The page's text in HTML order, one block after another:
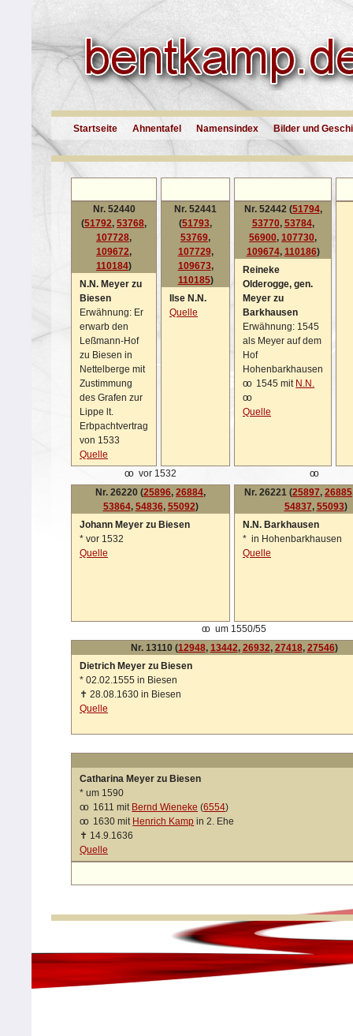
Startseite Ahnentafel Namensindex Bilder und
Nr. 52440
(51792, 53768,
107728,
109672,
110184)
N.N. Meyer zu
Biesen
Erwähnung: Er
erwarb den
Leßmann-Hof
zu Biesen in
Nettelberge mit
Zustimmung
des Grafen zur
Lippe lt.
Erbpachtvertrag
von 1533
Quelle
Nr. 52441
(51793,
53769,
107729,
109673,
110185)
Ilse N.N.
Quelle
Nr. 52442 (51794,
53770, 53784,
56900, 107730,
109674, 110186)
Reineke
Olderogge, gen.
Meyer zu
Barkhausen
Erwähnung: 1545
als Meyer auf dem
Hof
Hohenbarkhausen
oo
1545 mit N.N.
oo
Quelle
oo vor 1532
oo
Nr. 26220 (25896, 26884,
53864, 54836, 55092)
Johann Meyer zu Biesen
* vor 1532
Quelle
Nr. 26221 (25897, 26885
54837, 55093)
N.N. Barkhausen
* in Hohenbarkhausen
Quelle
oo um 1550/55
Nr. 13110 (12948, 13442, 26932, 27418, 27546)
Dietrich Meyer zu Biesen
* 02.02.1555 in Biesen
✝ 28.08.1630 in Biesen
Quelle
Catharina Meyer zu Biesen
* um 1590
oo
1611 mit Bernd Wieneke (6554)
oo
1630 mit Henrich Kamp in 2. Ehe
✝ 14.9.1636
Quelle